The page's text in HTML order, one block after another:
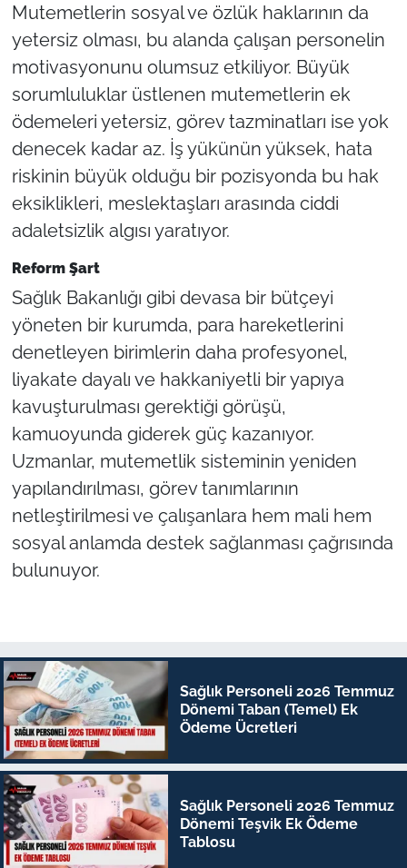
Mutemetlerin sosyal ve özlük haklarının da
yetersiz olması, bu alanda çalışan personelin
motivasyonunu olumsuz etkiliyor. Büyük
sorumluluklar üstlenen mutemetlerin ek
ödemeleri yetersiz, görev tazminatları ise yok
denecek kadar az. İş yükünün yüksek, hata
riskinin büyük olduğu bir pozisyonda bu hak
eksiklikleri, meslektaşları arasında ciddi
adaletsizlik algısı yaratıyor.
Reform Şart
Sağlık Bakanlığı gibi devasa bir bütçeyi
yöneten bir kurumda, para hareketlerini
denetleyen birimlerin daha profesyonel,
liyakate dayalı ve hakkaniyetli bir yapıya
kavuşturulması gerektiği görüşü,
kamuoyunda giderek güç kazanıyor.
Uzmanlar, mutemetlik sisteminin yeniden
yapılandırılması, görev tanımlarının
netleştirilmesi ve çalışanlara hem mali hem
sosyal anlamda destek sağlanması çağrısında
bulunuyor.
Sağlık Personeli 2026 Temmuz
Dönemi Taban (Temel) Ek
Ödeme Ücretleri
Sağlık Personeli 2026 Temmuz
Dönemi Teşvik Ek Ödeme
Tablosu